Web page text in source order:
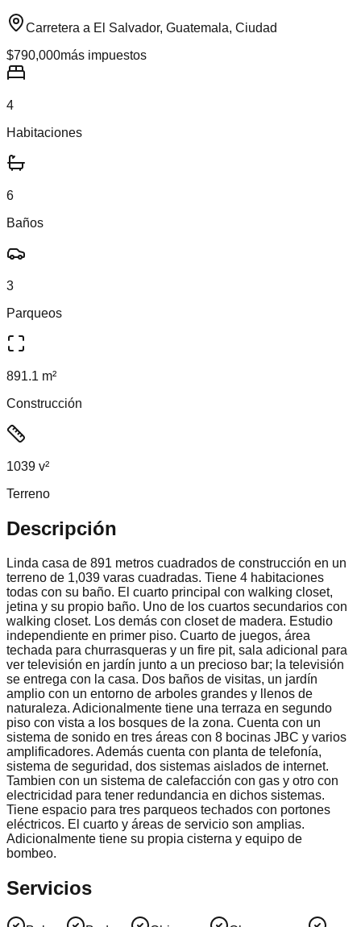
Carretera a El Salvador, Guatemala, Ciudad
$790,000más impuestos
4
Habitaciones
6
Baños
3
Parqueos
891.1 m²
Construcción
1039 v²
Terreno
Descripción
Linda casa de 891 metros cuadrados de construcción en un
terreno de 1,039 varas cuadradas. Tiene 4 habitaciones
todas con su baño. El cuarto principal con walking closet,
jetina y su propio baño. Uno de los cuartos secundarios con
walking closet. Los demás con closet de madera. Estudio
independiente en primer piso. Cuarto de juegos, área
techada para churrasqueras y un fire pit, sala adicional para
ver televisión en jardín junto a un precioso bar; la televisión
se entrega con la casa. Dos baños de visitas, un jardín
amplio con un entorno de arboles grandes y llenos de
naturaleza. Adicionalmente tiene una terraza en segundo
piso con vista a los bosques de la zona. Cuenta con un
sistema de sonido en tres áreas con 8 bocinas JBC y varios
amplificadores. Además cuenta con planta de telefonía,
sistema de seguridad, dos sistemas aislados de internet.
Tambien con un sistema de calefacción con gas y otro con
electricidad para tener redundancia en dichos sistemas.
Tiene espacio para tres parqueos techados con portones
eléctricos. El cuarto y áreas de servicio son amplias.
Adicionalmente tiene su propia cisterna y equipo de
bombeo.
Servicios